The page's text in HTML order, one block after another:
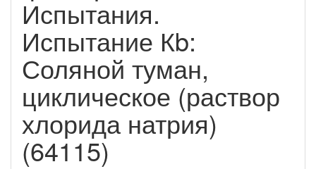
Испытания.
Испытание Кb:
Соляной туман,
циклическое (раствор
хлорида натрия)
(64115)